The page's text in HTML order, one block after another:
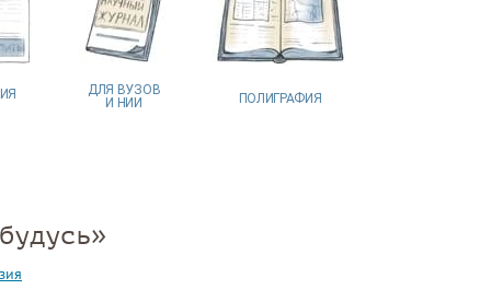
ДЛЯ ВУЗОВ
И НИИ
ПОЛИГРАФИЯ